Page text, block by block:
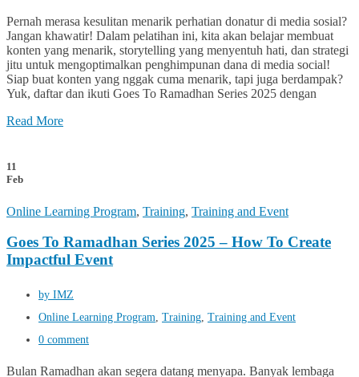
Pernah merasa kesulitan menarik perhatian donatur di media sosial?
Jangan khawatir! Dalam pelatihan ini, kita akan belajar membuat
konten yang menarik, storytelling yang menyentuh hati, dan strategi
jitu untuk mengoptimalkan penghimpunan dana di media social!
Siap buat konten yang nggak cuma menarik, tapi juga berdampak?
Yuk, daftar dan ikuti Goes To Ramadhan Series 2025 dengan
Read More
11
Feb
Online Learning Program, Training, Training and Event
Goes To Ramadhan Series 2025 – How To Create
Impactful Event
by IMZ
Online Learning Program Training Training and Event
0 comment
Bulan Ramadhan akan segera datang menyapa. Banyak lembaga